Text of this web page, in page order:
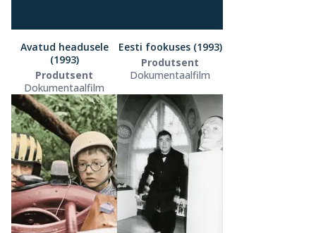
Avatud headusele
(1993)
Produtsent
Dokumentaalfilm
Eesti fookuses (1993)
Produtsent
Dokumentaalfilm